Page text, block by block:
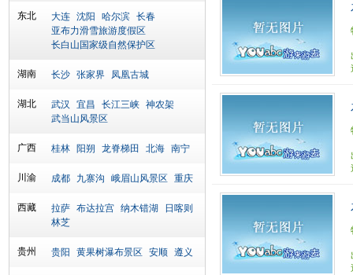
东北 大连 沈阳 哈尔滨 长春
亚布力滑雪旅游度假区
长白山国家级自然保护区
湖南 长沙 张家界 凤凰古城
湖北 武汉 宜昌 长江三峡 神农架
武当山风景区
广西 桂林 阳朔 龙脊梯田 北海 南宁
川渝 成都 九寨沟 峨眉山风景区 重庆
西藏 拉萨 布达拉宫 纳木错湖
日喀则
林芝
贵州 贵阳 黄果树瀑布景区 安顺 遵义